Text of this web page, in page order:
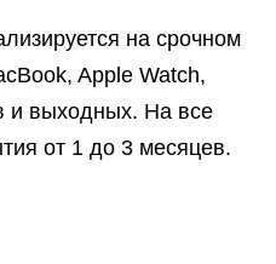
на срочном
Apple Watch,
и выходных. На все
от 1 до 3 месяцев.